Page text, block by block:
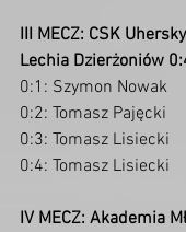
III MECZ: CSK
Lechia Dzierżoniów
0:1: Szymon Nowak
0:2: Tomasz Pajęcki
0:3: Tomasz Lisiecki
0:4: Tomasz Lisiecki
IV MECZ: Akademia